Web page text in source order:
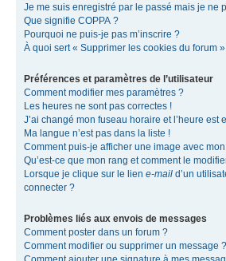
Je me suis enregistré par le passé mais je ne
Que signifie COPPA ?
Pourquoi ne puis-je pas m’inscrire ?
À quoi sert « Supprimer les cookies du forum
Préférences et paramètres de l’utilisateur
Comment modifier mes paramètres ?
Les heures ne sont pas correctes !
J’ai changé mon fuseau horaire et l’heure est
Ma langue n’est pas dans la liste !
Comment puis-je afficher une image avec
Qu’est-ce que mon rang et comment le
Lorsque je clique sur le lien e-mail d’un
connecter ?
Problèmes liés aux envois de messages
Comment poster dans un forum ?
Comment modifier ou supprimer un message ?